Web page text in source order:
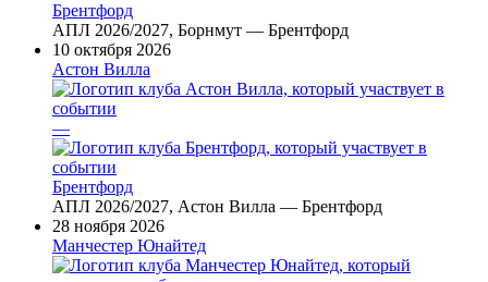
Брентфорд
АПЛ 2026/2027, Борнмут — Брентфорд
10 октября 2026
Астон Вилла
—
Брентфорд
АПЛ 2026/2027, Астон Вилла — Брентфорд
28 ноября 2026
Манчестер Юнайтед